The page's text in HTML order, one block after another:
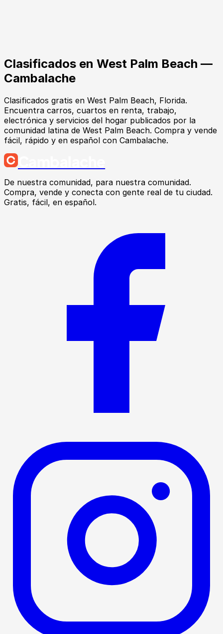
Clasificados en West Palm Beach —
Cambalache
Clasificados gratis en West Palm Beach, Florida.
Encuentra carros, cuartos en renta, trabajo,
electrónica y servicios del hogar publicados por la
comunidad latina de West Palm Beach. Compra y vende
fácil, rápido y en español con Cambalache.
De nuestra comunidad, para nuestra comunidad.
Compra, vende y conecta con gente real de tu ciudad.
Gratis, fácil, en español.